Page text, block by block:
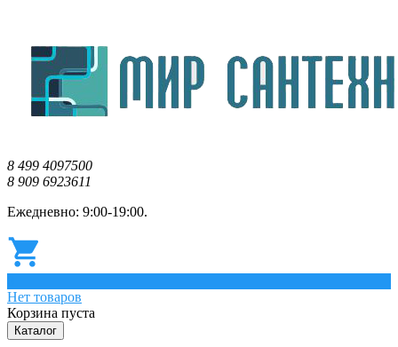
8 499 4097500
8 909 6923611
Ежедневно: 9:00-19:00.
Нет товаров
Корзина пуста
Каталог